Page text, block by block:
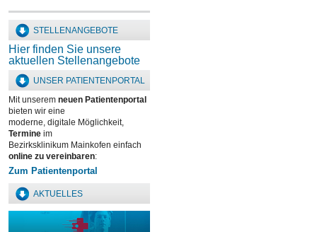
STELLENANGEBOTE
Hier finden Sie unsere
aktuellen Stellenangebote
UNSER PATIENTENPORTAL
Mit unserem neuen Patientenportal
bieten wir eine
moderne, digitale Möglichkeit,
Termine im
Bezirksklinikum Mainkofen einfach
online zu vereinbaren:
Zum Patientenportal
AKTUELLES